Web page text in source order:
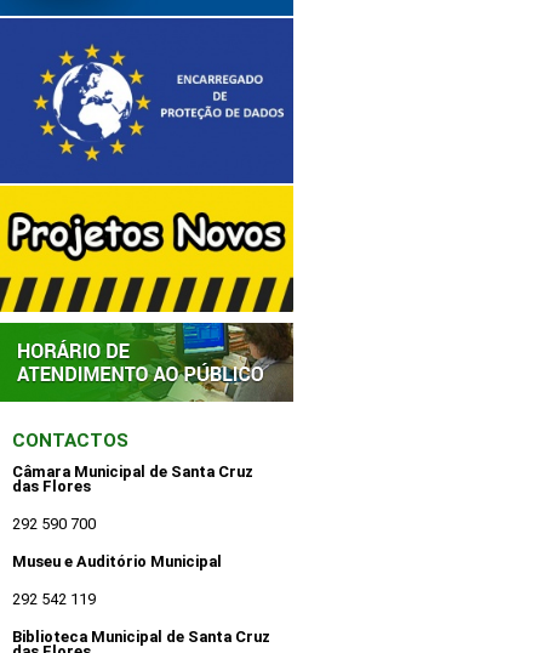
CONTACTOS
Câmara Municipal de Santa Cruz
das Flores
292 590 700
Museu e Auditório Municipal
292 542 119
Biblioteca Municipal de Santa Cruz